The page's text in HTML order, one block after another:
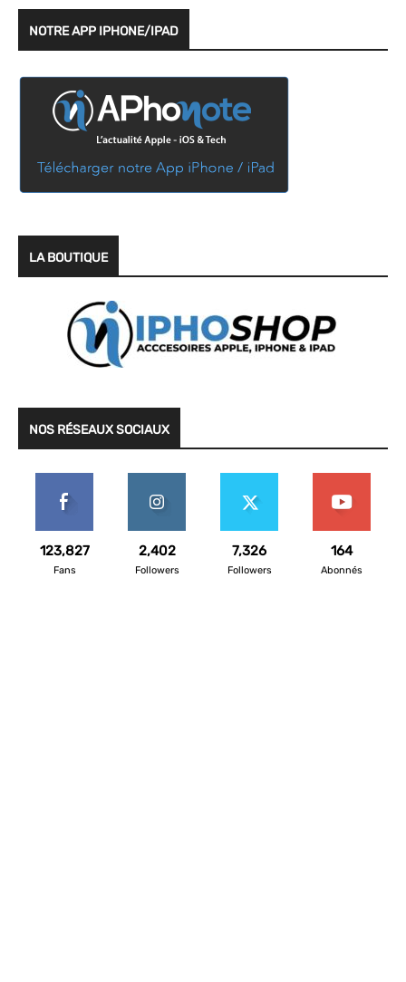
NOTRE APP IPHONE/IPAD
LA BOUTIQUE
NOS RÉSEAUX SOCIAUX
123,827
Fans
2,402
Followers
7,326
Followers
164
Abonnés